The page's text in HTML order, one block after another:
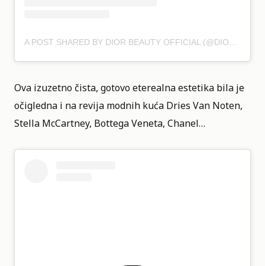
Ova izuzetno čista, gotovo eterealna estetika bila je
očigledna i na revija modnih kuća Dries Van Noten,
Stella McCartney, Bottega Veneta, Chanel…